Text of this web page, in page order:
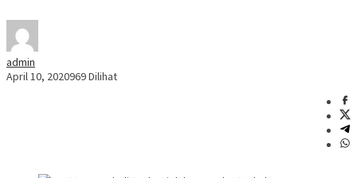
admin
April 10, 2020969 Dilihat